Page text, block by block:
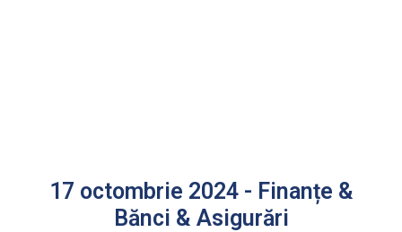
17 octombrie 2024 - Finanțe &
Bănci & Asigurări